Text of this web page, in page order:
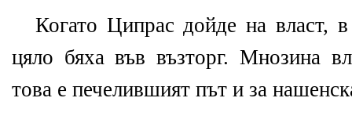
Когато Ципрас дойде на власт,
цяло бяха във възторг. Мнозина
това е печелившият път и за